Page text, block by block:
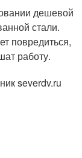
дешевой
стали.
повредиться,
работу.
severdv.ru